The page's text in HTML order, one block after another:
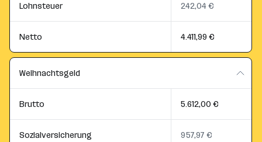
Lohnsteuer 242,04 €
Netto 4.411,99 €
Weihnachtsgeld
Brutto 5.612,00 €
Sozialversicherung 957,97 €